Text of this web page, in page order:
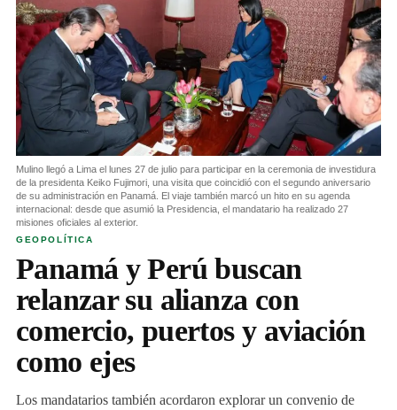
GEOPOLÍTICA
Panamá y Perú buscan
relanzar su alianza con
comercio, puertos y aviación
como ejes
Los mandatarios también acordaron explorar un convenio de
Mulino llegó a Lima el lunes 27 de julio para participar en la ceremonia de investidura
de la presidenta Keiko Fujimori, una visita que coincidió con el segundo aniversario
de su administración en Panamá. El viaje también marcó un hito en su agenda
internacional: desde que asumió la Presidencia, el mandatario ha realizado 27
misiones oficiales al exterior.